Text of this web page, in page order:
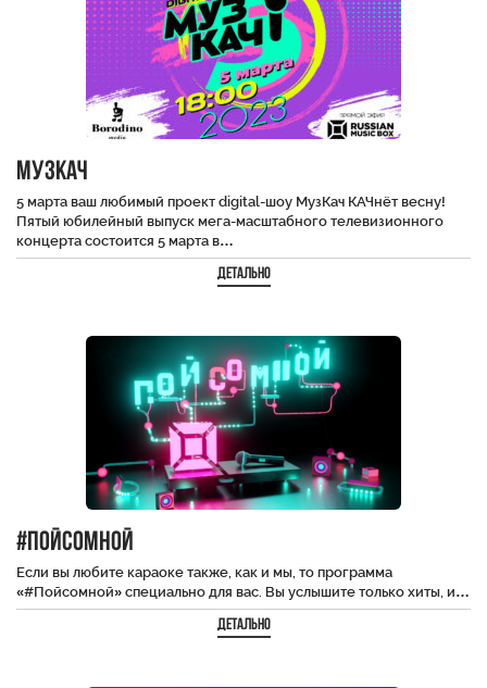
МузКач
5 марта ваш любимый проект digital-шоу МузКач КАЧнёт весну!
Пятый юбилейный выпуск мега-масштабного телевизионного
концерта состоится 5 марта в…
Детально
#пойсомной
Если вы любите караоке также, как и мы, то программа
«#Пойсомной» специально для вас. Вы услышите только хиты, и…
Детально